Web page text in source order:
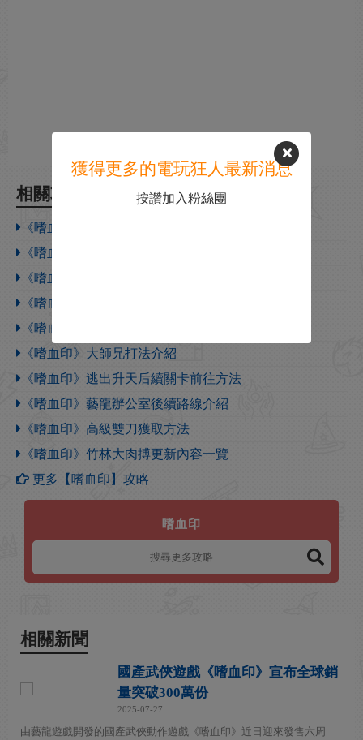
相關攻略
《嗜血印》全橙裝防具屬性一覽
《嗜血印》屠龍寶刀獲取方法介紹
《嗜血印》防護服針管武器彩蛋獲取方法介紹
《嗜血印》宣傳視頻中法杖獲取方法介紹
《嗜血印》加載界面出錯解決方法介紹
《嗜血印》大師兄打法介紹
《嗜血印》逃出升天后續關卡前往方法
《嗜血印》藝龍辦公室後續路線介紹
《嗜血印》高級雙刀獲取方法
《嗜血印》竹林大肉搏更新內容一覽
更多【嗜血印】攻略
嗜血印
相關新聞
國產武俠遊戲《嗜血印》宣布全球銷
量突破300萬份
2025-07-27
由藝龍遊戲開發的國產武俠動作遊戲《嗜血印》近日迎來發售六周
獲得更多的電玩狂人最新消息
按讚加入粉絲團